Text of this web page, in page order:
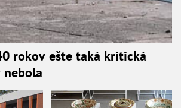
rokov ešte taká kritická